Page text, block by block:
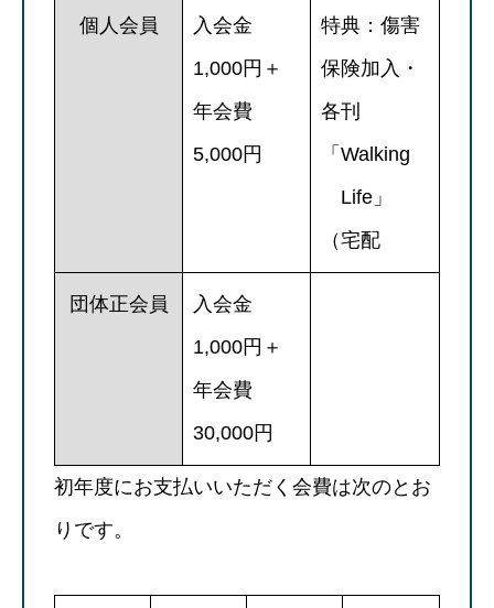
個人会員
入会金
1,000円＋
年会費
5,000円
特典：傷害
保険加入・
各刊
「Walking
Life」
（宅配
団体正会員
入会金
1,000円＋
年会費
30,000円
初年度にお支払いいただく会費は次のとお
りです。